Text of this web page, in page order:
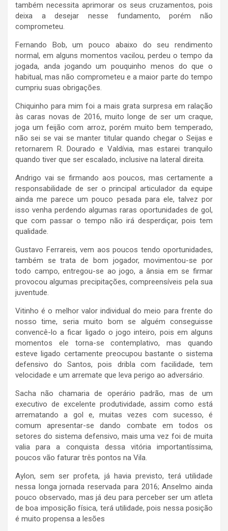
também necessita aprimorar os seus cruzamentos, pois
deixa a desejar nesse fundamento, porém não
comprometeu.
Fernando Bob, um pouco abaixo do seu rendimento
normal, em alguns momentos vacilou, perdeu o tempo da
jogada, anda jogando um pouquinho menos do que o
habitual, mas não comprometeu e a maior parte do tempo
cumpriu suas obrigações.
Chiquinho para mim foi a mais grata surpresa em ralação
às caras novas de 2016, muito longe de ser um craque,
joga um feijão com arroz, porém muito bem temperado,
não sei se vai se manter titular quando chegar o Seijas e
retornarem R. Dourado e Valdívia, mas estarei tranquilo
quando tiver que ser escalado, inclusive na lateral direita.
Andrigo vai se firmando aos poucos, mas certamente a
responsabilidade de ser o principal articulador da equipe
ainda me parece um pouco pesada para ele, talvez por
isso venha perdendo algumas raras oportunidades de gol,
que com passar o tempo não irá desperdiçar, pois tem
qualidade.
Gustavo Ferrareis, vem aos poucos tendo oportunidades,
também se trata de bom jogador, movimentou-se por
todo campo, entregou-se ao jogo, a ânsia em se firmar
provocou algumas precipitações, compreensíveis pela sua
juventude.
Vitinho é o melhor valor individual do meio para frente do
nosso time, seria muito bom se alguém conseguisse
convencê-lo a ficar ligado o jogo inteiro, pois em alguns
momentos ele torna-se contemplativo, mas quando
esteve ligado certamente preocupou bastante o sistema
defensivo do Santos, pois dribla com facilidade, tem
velocidade e um arremate que leva perigo ao adversário.
Sacha não chamaria de operário padrão, mas de um
executivo de excelente produtividade, assim como está
arrematando a gol e, muitas vezes com sucesso, é
comum apresentar-se dando combate em todos os
setores do sistema defensivo, mais uma vez foi de muita
valia para a conquista dessa vitória importantíssima,
poucos vão faturar três pontos na Vila.
Aylon, sem ser profeta, já havia previsto, terá utilidade
nessa longa jornada reservada para 2016; Anselmo ainda
pouco observado, mas já deu para perceber ser um atleta
de boa imposição física, terá utilidade, pois nessa posição
é muito propensa a lesões